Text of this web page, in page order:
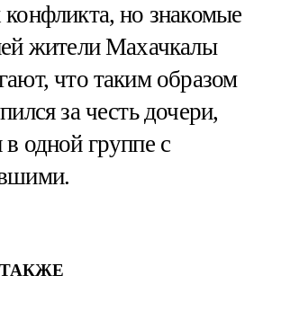
но знакомые
жители Махачкалы
что таким образом
за честь дочери,
одной группе с